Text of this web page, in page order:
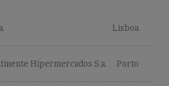
Lisboa
Hipermercados S.a. Porto